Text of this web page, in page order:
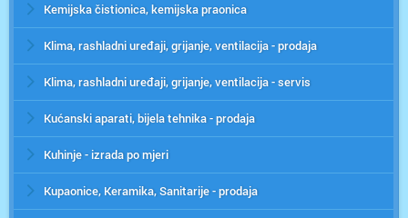
Kemijska čistionica, kemijska praonica
Klima, rashladni uređaji, grijanje, ventilacija - prodaja
Klima, rashladni uređaji, grijanje, ventilacija - servis
Kućanski aparati, bijela tehnika - prodaja
Kuhinje - izrada po mjeri
Kupaonice, Keramika, Sanitarije - prodaja